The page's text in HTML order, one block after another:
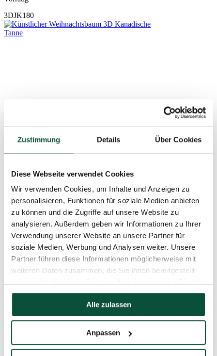
Zustimmung Details Über Cookies
Diese Webseite verwendet Cookies
Wir verwenden Cookies, um Inhalte und Anzeigen zu
personalisieren, Funktionen für soziale Medien anbieten
zu können und die Zugriffe auf unsere Website zu
analysieren. Außerdem geben wir Informationen zu Ihrer
Verwendung unserer Website an unsere Partner für
soziale Medien, Werbung und Analysen weiter. Unsere
Partner führen diese Informationen möglicherweise mit
weiteren Daten zusammen, die Sie ihnen bereitgestellt
gesammelt haben.
Alle zulassen
Anpassen
3DJK180
386€ -23%
297€
Künstlicher Weihnachtsbaum 3D
Kanadische Tanne 240cm
Vorrätig